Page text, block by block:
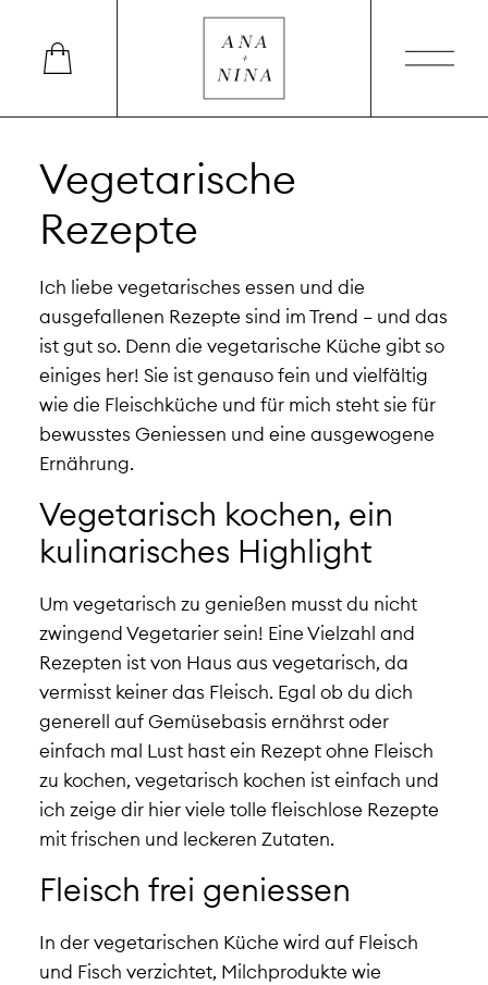
Vegetarische
Rezepte
Ich liebe vegetarisches essen und die
ausgefallenen Rezepte sind im Trend – und das
ist gut so. Denn die vegetarische Küche gibt so
einiges her! Sie ist genauso fein und vielfältig
wie die Fleischküche und für mich steht sie für
bewusstes Geniessen und eine ausgewogene
Ernährung.
Vegetarisch kochen, ein
kulinarisches Highlight
Um vegetarisch zu genießen musst du nicht
zwingend Vegetarier sein! Eine Vielzahl and
Rezepten ist von Haus aus vegetarisch, da
vermisst keiner das Fleisch. Egal ob du dich
generell auf Gemüsebasis ernährst oder
einfach mal Lust hast ein Rezept ohne Fleisch
zu kochen, vegetarisch kochen ist einfach und
ich zeige dir hier viele tolle fleischlose Rezepte
mit frischen und leckeren Zutaten.
Fleisch frei geniessen
In der vegetarischen Küche wird auf Fleisch
und Fisch verzichtet, Milchprodukte wie